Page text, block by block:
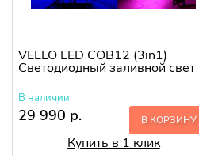
VELLO LED COB12 (3in1)
Светодиодный заливной свет
В наличии
29 990 р. В КОРЗИНУ
Купить в 1 клик